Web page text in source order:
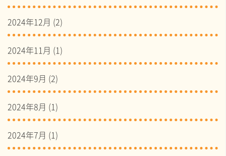
2024年12月 (2)
2024年11月 (1)
2024年9月 (2)
2024年8月 (1)
2024年7月 (1)